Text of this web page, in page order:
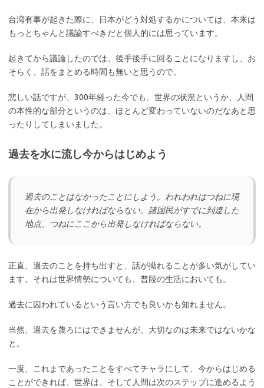
台湾有事が起きた際に、日本がどう対処するかについては、本来は
もっとちゃんと議論すべきだと個人的には思っています。
起きてから議論したのでは、後手後手に回ることになりますし、お
そらく、話をまとめる時間も無いと思うので。
悲しい話ですが、300年経った今でも、世界の状況というか、人間
の本性的な部分というのは、ほとんど変わっていないのだなあと思
ったりしてしまいました。
過去を水に流し今からはじめよう
過去のことはなかったことにしよう。われわれはつねに現
在から出発しなければならない。諸国民がすでに到達した
地点、つねにここから出発しなければならない。
正直、過去のことを持ち出すと、話が拗れることが多い気がしてい
ます。それは世界情勢についても、普段の生活においても。
過去に囚われているという言い方でも良いかも知れません。
当然、過去を蔑ろにはできませんが、大切なのは未来ではないかな
と。
一度、これまであったことをすべてチャラにして、今からはじめる
ことができれば、世界は、そして人間は次のステップに進めるよう